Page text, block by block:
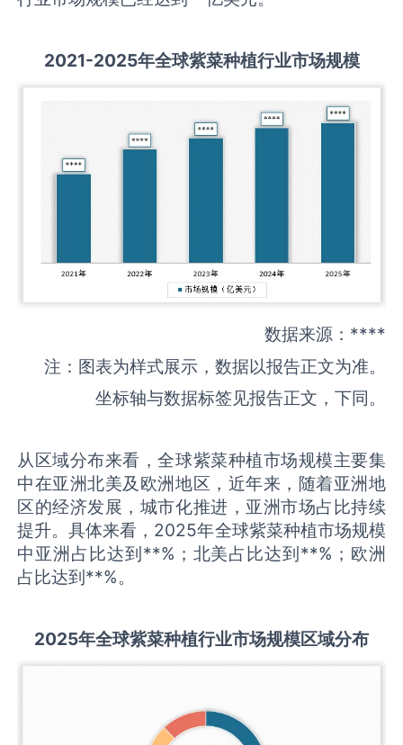
2021-2025年全球紫菜种植行业市场规模
数据来源：****
注：图表为样式展示，数据以报告正文为准。
坐标轴与数据标签见报告正文，下同。
从区域分布来看，全球紫菜种植市场规模主要集
中在亚洲北美及欧洲地区，近年来，随着亚洲地
区的经济发展，城市化推进，亚洲市场占比持续
提升。具体来看，2025年全球紫菜种植市场规模
中亚洲占比达到**%；北美占比达到**%；欧洲
占比达到**%。
2025年全球紫菜种植行业市场规模区域分布